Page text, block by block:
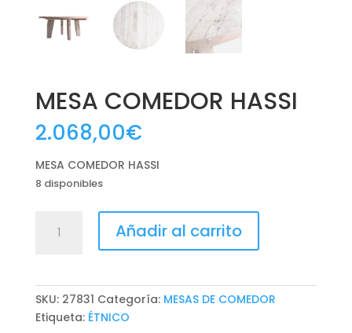
MESA COMEDOR HASSI
2.068,00€
MESA COMEDOR HASSI
8 disponibles
COMEDOR
Añadir al carrito
SKU: 27831 Categoría: MESAS DE COMEDOR
Etiqueta: ÉTNICO